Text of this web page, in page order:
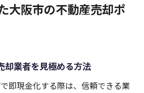
き家を高く売るための工夫
動産売却の秘訣を公開
却業者を見極める方法
即現金化する際は、信頼できる業